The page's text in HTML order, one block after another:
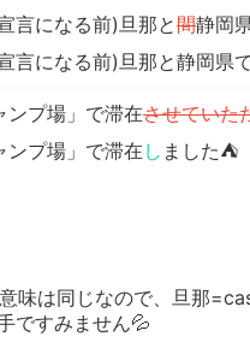
言になる前)旦那と間静岡
言になる前)旦那と静岡県
ンプ場」で滞在させていた
ンプ場」で滞在 し ました⛺
意味は同じなので、旦那
ですみません💦